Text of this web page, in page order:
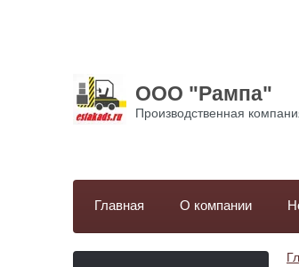
ООО "Рампа"
Производственная
Главная О компании